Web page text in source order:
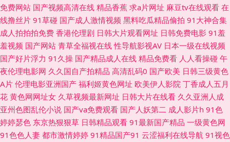
区 久久草成人网 欧美性爱影音先锋 日韩一级免费视频 91社私密麻豆 超碰免
费公开 国产精品久久成人 九一茄子 女同91 日韩人妻色图 午夜久久视频 91
美女网站 A片w影院 大香蕉92 海角人妻91 麻豆avtt99 欧日无码 三级成人在
线观看 午夜诱惑剧场 综合小影院 91制服黑丝av 福利A片500 精品国产色色
欧美人妻BBw 日韩无码专区 亚洲操逼视频网 91黑丝高跟骚 AV福利站 岛国
久久网 激情啪啪综合 男人社区天堂 三级片AV的天堂 亚洲福利导航大全 91
免费网站 国产视频高清在线 精品香蕉 求a片网址 麻豆tv在线观看 在
线撸丝片 91草碰 国产成人激情视频 黑料吃瓜精品偷拍 91大神合集
成人拍拍拍免费 香港伦理剧 日韩大片观看网址 日韩免费电影 91羞
羞视频 国产网站 青草全福视在线 性导航影视AV 日本一级在线视频
国产好片浮力 91久操 国产精品成人在线 精品免费看 人人看操碰 午
夜伦理电影网 久久国自产拍精品 高清乱码0 国产欧美 日韩三级黄色
A片 伦理电影亚洲国产 福利姬黄色网址 欧美伊人影院 丁香成人五月
花 黄色网网址女 久草视频最新网址 日韩大片在线看 久久亚洲人成
亚州色图乱伦小说 国产va免费观看 国产人妖第二 成人影片h 91色
婷婷瑟色 东京热狠狠草 日韩精品观看 91最新国产精品 一级黄色网
91色色人妻 都市激情婷婷 91精品国产91 云涩福利在线导航 91视色